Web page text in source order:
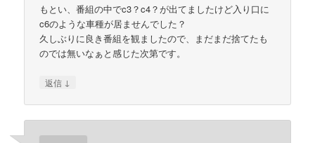
もとい、番組の中でc3？c4？が出てましたけど入り口に
c6のような車種が居ませんでした？
久しぶりに良き番組を観ましたので、まだまだ捨てたも
のでは無いなぁと感じた次第です。
返信 ↓